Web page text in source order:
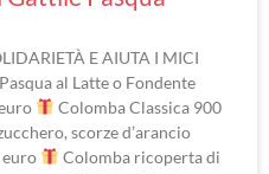
E AIUTA I MICI
al Latte o Fondente
Colomba Classica 900
scorze d’arancio
Colomba ricoperta di